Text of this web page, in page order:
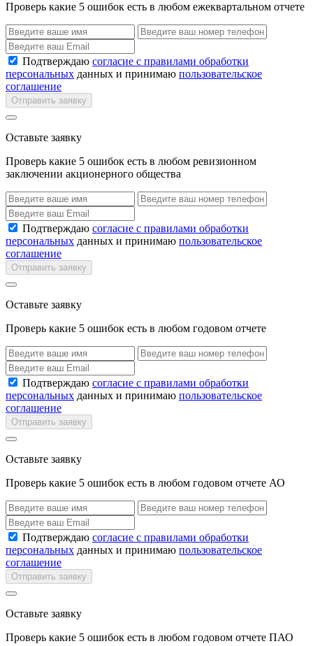
Проверь какие 5 ошибок есть в любом ежеквартальном отчете
Подтверждаю согласие с правилами обработки
персональных данных и принимаю пользовательское
соглашение
Отправить заявку
Оставьте заявку
Проверь какие 5 ошибок есть в любом ревизионном
заключении акционерного общества
Подтверждаю согласие с правилами обработки
персональных данных и принимаю пользовательское
соглашение
Отправить заявку
Оставьте заявку
Проверь какие 5 ошибок есть в любом годовом отчете
Подтверждаю согласие с правилами обработки
персональных данных и принимаю пользовательское
соглашение
Отправить заявку
Оставьте заявку
Проверь какие 5 ошибок есть в любом годовом отчете АО
Подтверждаю согласие с правилами обработки
персональных данных и принимаю пользовательское
соглашение
Отправить заявку
Оставьте заявку
Проверь какие 5 ошибок есть в любом годовом отчете ПАО